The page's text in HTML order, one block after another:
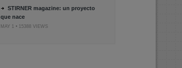
STIRNER magazine: un proyecto
que nace
MAY 1 • 15388 VIEWS